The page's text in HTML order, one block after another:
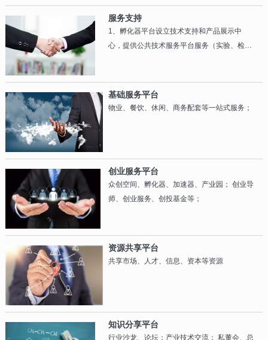
服务支持
1、孵化器平台设立技术支持和产品展示中
心，提供公共技术服务平台服务（实验、检测
息、人才与专有技术；
基础服务平台
物业、餐饮、休闲、商务配套等一站式服务；
创业服务平台
众创空间、孵化器、加速器、产业园； 创业导
师、创业服务、创投基金等；
资源共享平台
共享市场、人才、信息、资本等资源
知识分享平台
行业沙龙、论坛；产业技术交流； 私董会、总